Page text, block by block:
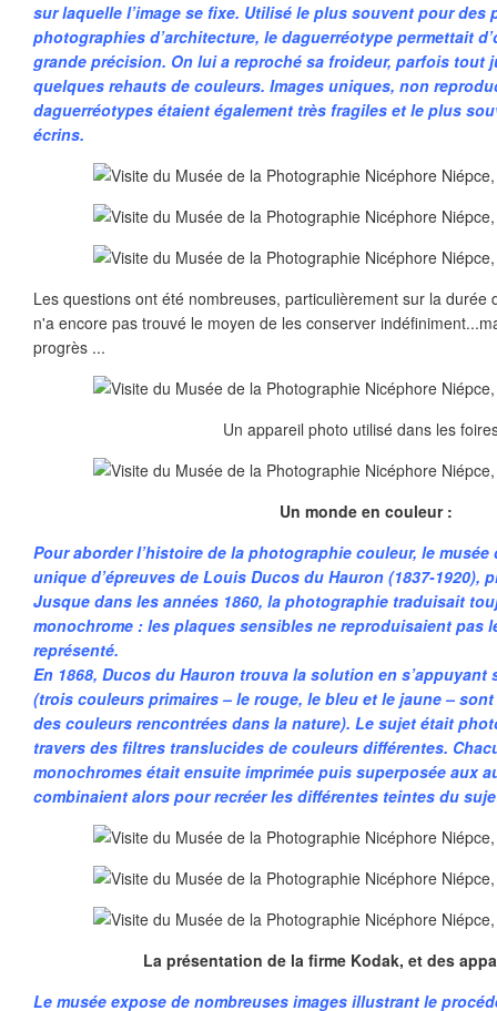
sur laquelle l’image se fixe. Utilisé le plus souvent pour des
photographies d’architecture, le daguerréotype permettait
grande précision. On lui a reproché sa froideur, parfois tout
quelques rehauts de couleurs. Images uniques, non
daguerréotypes étaient également très fragiles et le plus
écrins.
Les questions ont été nombreuses, particulièrement sur la durée
n'a encore pas trouvé le moyen de les conserver
progrès ...
Un appareil photo utilisé dans les
Un monde en couleur :
Pour aborder l’histoire de la photographie couleur, le
unique d’épreuves de Louis Ducos du Hauron (1837-1920),
Jusque dans les années 1860, la photographie traduisait
monochrome : les plaques sensibles ne reproduisaient pas
représenté.
En 1868, Ducos du Hauron trouva la solution en
(trois couleurs primaires – le rouge, le bleu et le jaune – sont
des couleurs rencontrées dans la nature). Le sujet était
travers des filtres translucides de couleurs différentes.
monochromes était ensuite imprimée puis superposée aux
combinaient alors pour recréer les différentes teintes du
La présentation de la firme Kodak, et des
Le musée expose de nombreuses images illustrant le